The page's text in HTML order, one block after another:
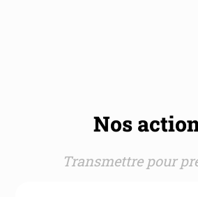
Nos
Transmettre pour